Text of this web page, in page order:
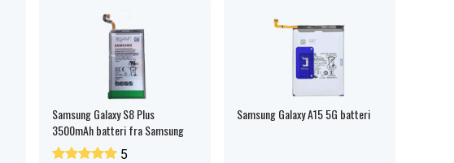
Samsung Galaxy S8 Plus
3500mAh batteri fra Samsung
5
Samsung Galaxy A15 5G batteri